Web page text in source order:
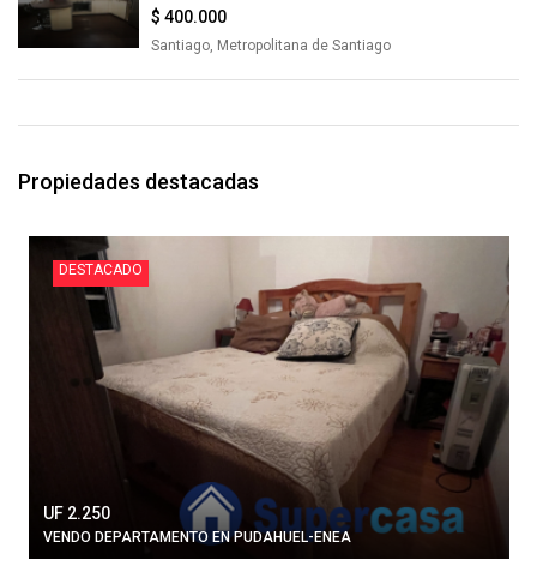
$ 400.000
Santiago, Metropolitana de Santiago
Propiedades destacadas
DESTACADO
UF 2.250
VENDO DEPARTAMENTO EN PUDAHUEL-ENEA